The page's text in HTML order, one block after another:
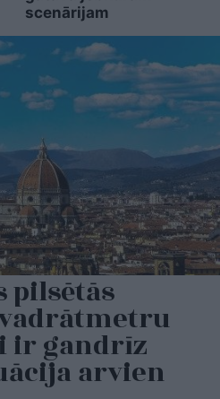
scenārijam
pilsētās
ir gandrīz
arvien